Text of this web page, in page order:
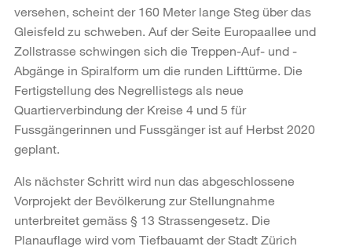
versehen, scheint der 160 Meter lange Steg über das
Gleisfeld zu schweben. Auf der Seite Europaallee und
Zollstrasse schwingen sich die Treppen-Auf- und -
Abgänge in Spiralform um die runden Lifttürme. Die
Fertigstellung des Negrellistegs als neue
Quartierverbindung der Kreise 4 und 5 für
Fussgängerinnen und Fussgänger ist auf Herbst 2020
geplant.
Als nächster Schritt wird nun das abgeschlossene
Vorprojekt der Bevölkerung zur Stellungnahme
unterbreitet gemäss § 13 Strassengesetz. Die
Planauflage wird vom Tiefbauamt der Stadt Zürich